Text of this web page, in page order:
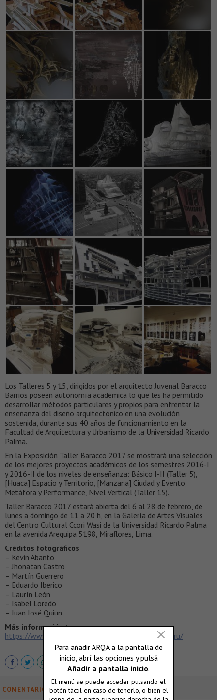
Los Talleres 5 y 15, dirigidos por el arquitecto Juvenal Baracco
Barrios poseen autonomía académica lo que les ha permitido
desarrollar métodos particulares y propios para enfrentar la
enseñanza del diseño arquitectónico en una evolución
sostenida, durante sus 40 años de funcionamiento en la
Facultad de Arquitectura y Urbanismo de la Universidad Ricardo
Palma.
En la Exposición Taller Baracco 2017 se mostrará una selección
de los mejores proyectos académicos de los semestres 2016-I
y 2016-II de los niveles de enseñanza: Básico I-II (Taller 5),
[Huaca] Espacio y Territorio, [Manzana] Ciudad y Evento,
Metáfora y Performance, Nivel Vertical (Taller 15).
Taller Baracco 2017 estará abierta del 6 al 28 de febrero, de
lunes a domingo de 11 a 20 h, en la Galería de Artes Visuales
del Centro Cultural Ccori Wasi de la Universidad Ricardo Palma
en la avenida Arequipa 5198, Miraflores, Lima.
Créditos fotográficos
– Kevin Abanto
– Jhonatan Castro
– Martín Guerrero
– Eduardo Iberico
– Laurín León
– Isabel Loredo
– Juan José Quiun
Más información >
https://www.facebook.com/tallerverticalbaraccoperu/
COMENTARIOS